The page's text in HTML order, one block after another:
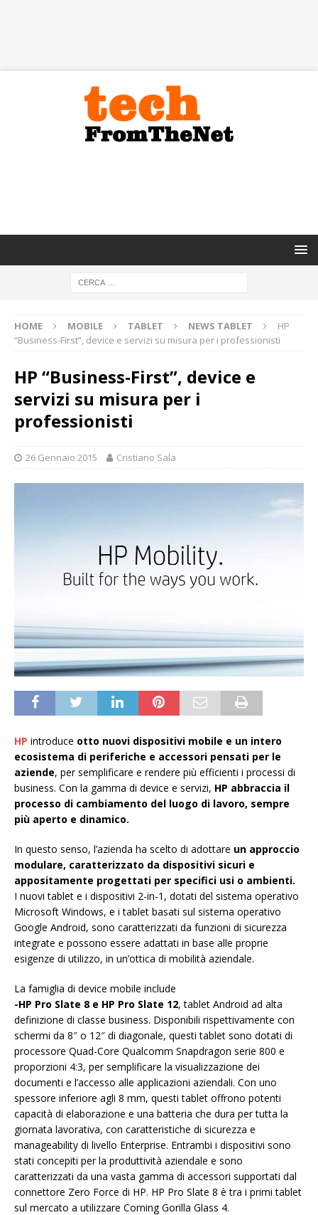
HOME MOBILE TABLET NEWS TABLET
HP
“Business-First”, device e servizi su misura per i professionisti
HP “Business-First”, device e
servizi su misura per i
professionisti
26 Gennaio 2015 Cristiano Sala
HP introduce otto nuovi dispositivi mobile e un intero
ecosistema di periferiche e accessori pensati per le
aziende, per semplificare e rendere più efficienti i processi di
business. Con la gamma di device e servizi, HP abbraccia il
processo di cambiamento del luogo di lavoro, sempre
più aperto e dinamico.
In questo senso, l’azienda ha scelto di adottare un approccio
modulare, caratterizzato da dispositivi sicuri e
appositamente progettati per specifici usi o ambienti.
I nuovi tablet e i dispositivi 2-in-1, dotati del sistema operativo
Microsoft Windows, e i tablet basati sul sistema operativo
Google Android, sono caratterizzati da funzioni di sicurezza
integrate e possono essere adattati in base alle proprie
esigenze di utilizzo, in un’ottica di mobilità aziendale.
La famiglia di device mobile include
-HP Pro Slate 8 e HP Pro Slate 12, tablet Android ad alta
definizione di classe business. Disponibili rispettivamente con
schermi da 8″ o 12″ di diagonale, questi tablet sono dotati di
processore Quad-Core Qualcomm Snapdragon serie 800 e
proporzioni 4:3, per semplificare la visualizzazione dei
documenti e l’accesso alle applicazioni aziendali. Con uno
spessore inferiore agli 8 mm, questi tablet offrono potenti
capacità di elaborazione e una batteria che dura per tutta la
giornata lavorativa, con caratteristiche di sicurezza e
manageability di livello Enterprise. Entrambi i dispositivi sono
stati concepiti per la produttività aziendale e sono
caratterizzati da una vasta gamma di accessori supportati dal
connettore Zero Force di HP. HP Pro Slate 8 è tra i primi tablet
sul mercato a utilizzare Corning Gorilla Glass 4.